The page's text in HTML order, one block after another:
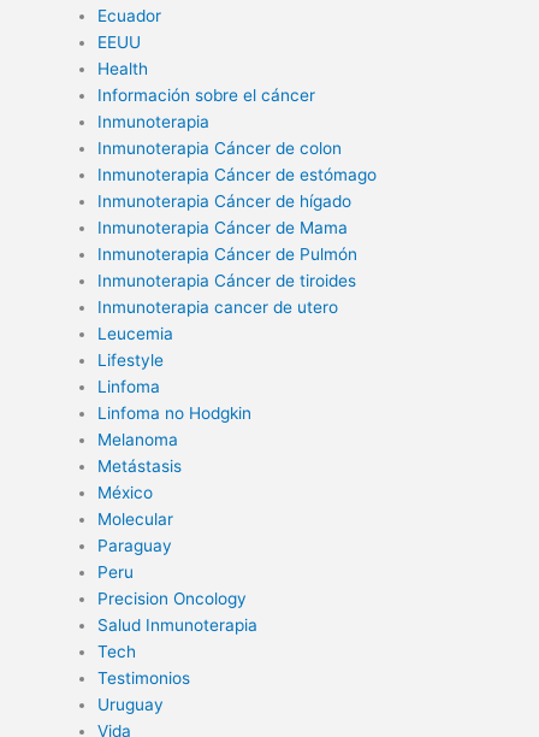
Ecuador
EEUU
Health
Información sobre el cáncer
Inmunoterapia
Inmunoterapia Cáncer de colon
Inmunoterapia Cáncer de estómago
Inmunoterapia Cáncer de hígado
Inmunoterapia Cáncer de Mama
Inmunoterapia Cáncer de Pulmón
Inmunoterapia Cáncer de tiroides
Inmunoterapia cancer de utero
Leucemia
Lifestyle
Linfoma
Linfoma no Hodgkin
Melanoma
Metástasis
México
Molecular
Paraguay
Peru
Precision Oncology
Salud Inmunoterapia
Tech
Testimonios
Uruguay
Vida